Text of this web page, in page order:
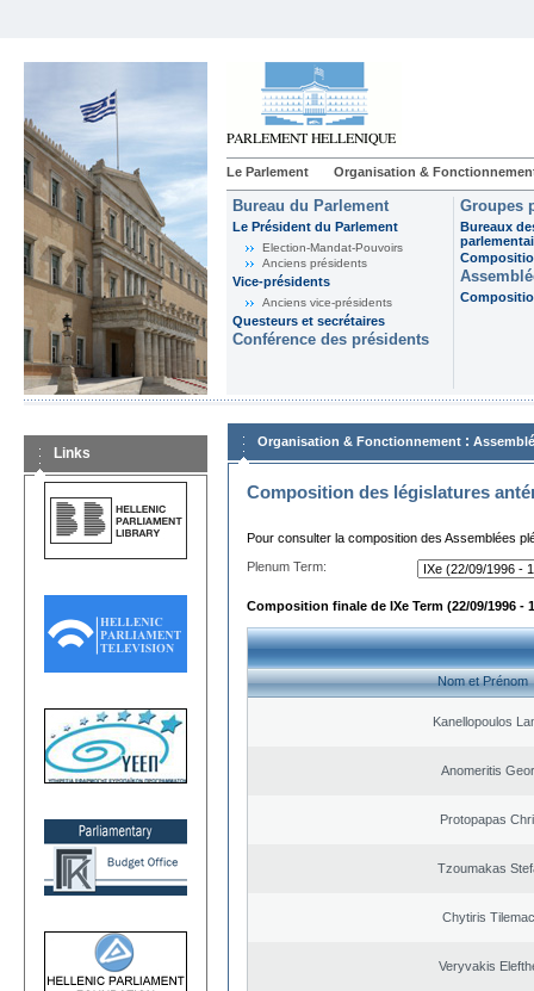
Le Parlement Organisation &
Bureau du Parlement
Le Président du Parlement
Election-Mandat-Pouvoirs
Anciens présidents
Vice-présidents
Anciens vice-présidents
Questeurs et secrétaires
Conférence des présidents
Groupes
Bureaux
Links
Organisation & Fonctionnement :
Composition des législatures
Pour consulter la composition des Assemblées
Plenum Term:
Composition finale de IXe Term (22/09/1996 -
Nom et Prénom
Kanellopoulos
Anomeritis
Protopapas
Tzoumakas
Chytiris
Veryvakis